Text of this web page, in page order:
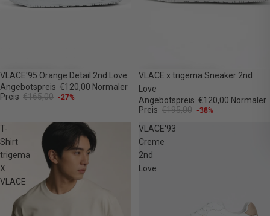
-27%
VLACE'95 Orange Detail 2nd Love
Angebotspreis €120,00 Normaler
Preis €165,00 -27%
-38%
VLACE x trigema Sneaker 2nd
Love
Angebotspreis €120,00 Normaler
Preis €195,00 -38%
T-
Shirt
trigema
X
VLACE
VLACE'93
Creme
2nd
Love